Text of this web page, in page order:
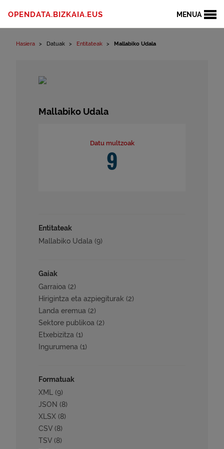
MENUA
OPENDATA.BIZKAIA.EUS
Hasiera Datuak Entitateak Mallabiko Udala
Mallabiko Udala
Datu multzoak
9
Entitateak
Mallabiko Udala (9)
Gaiak
Garraioa (2)
Hirigintza eta azpiegiturak (2)
Landa eremua (2)
Sektore publikoa (2)
Etxebizitza (1)
Ingurumena (1)
Formatuak
XML (9)
JSON (8)
XLSX (8)
CSV (8)
TSV (8)